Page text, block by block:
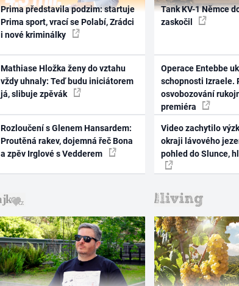
Prima představila podzim: startuje
Prima sport, vrací se Polabí, Zrádci
i nové kriminálky
Mathiase Hložka ženy do vztahu
vždy uhnaly: Teď budu iniciátorem
já, slibuje zpěvák
Rozloučení s Glenem Hansardem:
Proutěná rakev, dojemná řeč Bona
a zpěv Irglové s Vedderem
Tank KV-1 Němce
zaskočil
Operace Entebbe
schopnosti Izraele.
osvobozování
premiéra
Video zachytilo
okraji lávového
pohled do Slunce,